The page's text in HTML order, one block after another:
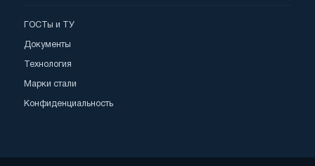
ГОСТы и ТУ
Документы
Технология
Марки стали
Конфиденциальность